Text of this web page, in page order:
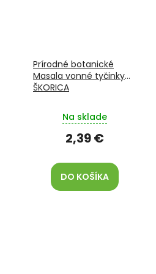
Prírodné botanické
Masala vonné tyčinky
ŠKORICA
Na sklade
2,39 €
DO KOŠÍKA